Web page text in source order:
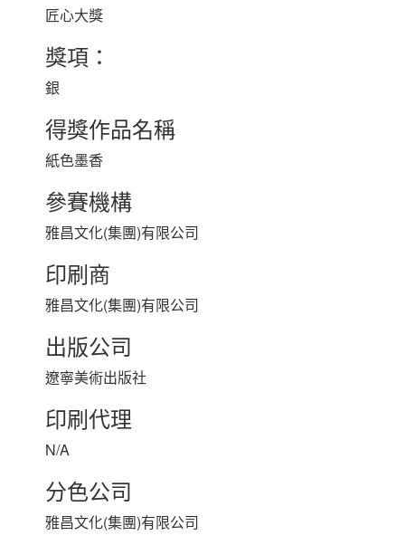
匠心大獎
獎項：
銀
得獎作品名稱
紙色墨香
參賽機構
雅昌文化(集團)有限公司
印刷商
雅昌文化(集團)有限公司
出版公司
遼寧美術出版社
印刷代理
N/A
分色公司
雅昌文化(集團)有限公司